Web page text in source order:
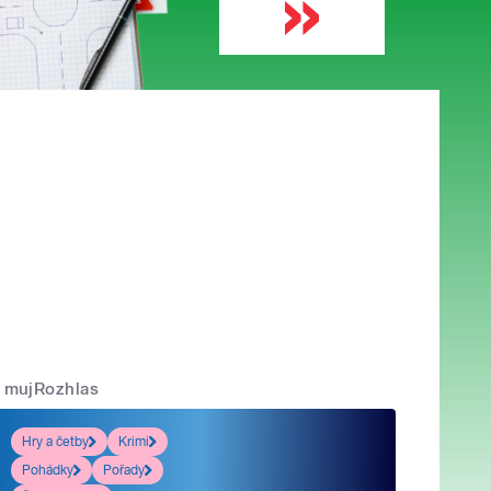
mujRozhlas
Hry a četby
Krimi
Pohádky
Pořady